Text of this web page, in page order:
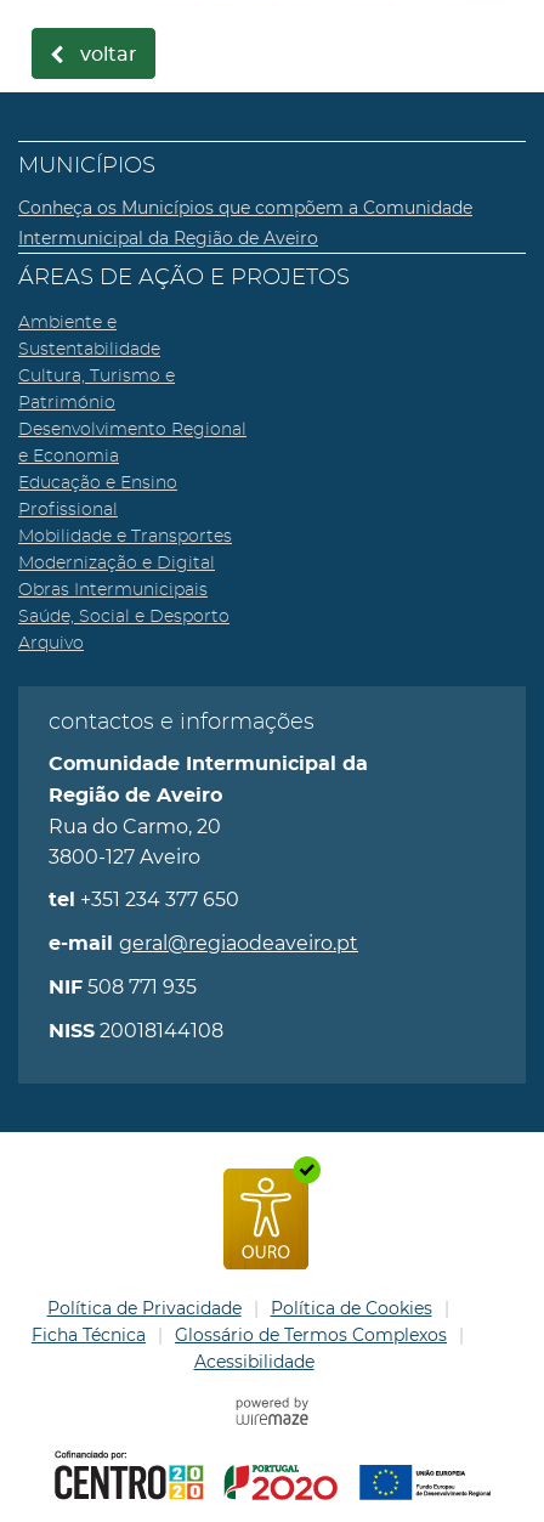
voltar
MUNICÍPIOS
Conheça os Municípios que compõem a Comunidade
Intermunicipal da Região de Aveiro
ÁREAS DE AÇÃO E PROJETOS
Ambiente e
Sustentabilidade
Cultura, Turismo e
Património
Desenvolvimento Regional
e Economia
Educação e Ensino
Profissional
Mobilidade e Transportes
Modernização e Digital
Obras Intermunicipais
Saúde, Social e Desporto
Arquivo
contactos e informações
Comunidade Intermunicipal da
Região de Aveiro
Rua do Carmo, 20
3800-127 Aveiro
tel +351 234 377 650
e-mail geral@regiaodeaveiro.pt
NIF 508 771 935
NISS 20018144108
Política de Privacidade
Política de Cookies
Ficha Técnica
Glossário de Termos Complexos
Acessibilidade